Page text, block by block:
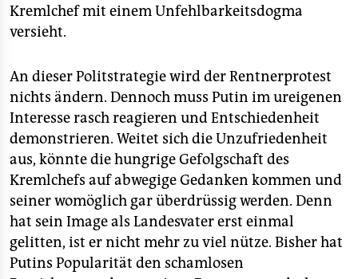
Kremlchef mit einem Unfehlbarkeitsdogma
versieht.
An dieser Politstrategie wird der Rentnerprotest
nichts ändern. Dennoch muss Putin im ureigenen
Interesse rasch reagieren und Entschiedenheit
demonstrieren. Weitet sich die Unzufriedenheit
aus, könnte die hungrige Gefolgschaft des
Kremlchefs auf abwegige Gedanken kommen und
seiner womöglich gar überdrüssig werden. Denn
hat sein Image als Landesvater erst einmal
gelitten, ist er nicht mehr zu viel nütze. Bisher hat
Putins Popularität den schamlosen